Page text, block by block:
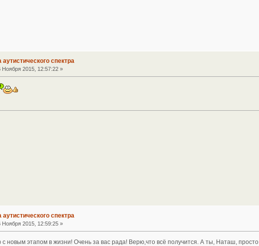
спектра
Ноября 2015, 12:57:22 »
спектра
Ноября 2015, 12:59:25 »
новым этапом в жизни! Очень за вас рада! Верю,что всё получится. А ты, Наташ, просто